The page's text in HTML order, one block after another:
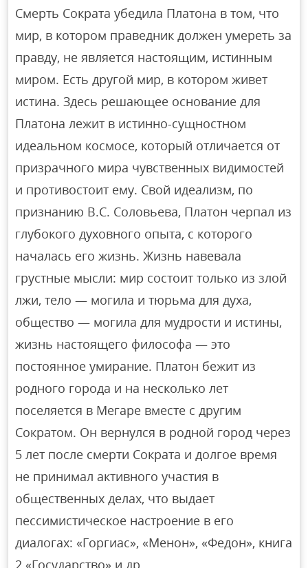
Смерть Сократа убедила Платона в том, что
мир, в котором праведник должен умереть за
правду, не является настоящим, истинным
миром. Есть другой мир, в котором живет
истина. Здесь решающее основание для
Платона лежит в истинно-сущностном
идеальном космосе, который отличается от
призрачного мира чувственных видимостей
и противостоит ему. Свой идеализм, по
признанию В.С. Соловьева, Платон черпал из
глубокого духовного опыта, с которого
началась его жизнь. Жизнь навевала
грустные мысли: мир состоит только из злой
лжи, тело — могила и тюрьма для духа,
общество — могила для мудрости и истины,
жизнь настоящего философа — это
постоянное умирание. Платон бежит из
родного города и на несколько лет
поселяется в Мегаре вместе с другим
Сократом. Он вернулся в родной город через
5 лет после смерти Сократа и долгое время
не принимал активного участия в
общественных делах, что выдает
пессимистическое настроение в его
диалогах: «Горгиас», «Менон», «Федон», книга
2 «Государство» и др.